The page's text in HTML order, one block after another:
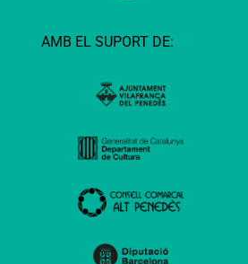
AMB EL SUPORT DE: